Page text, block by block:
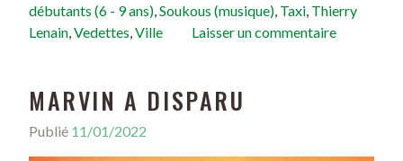
débutants (6 - 9 ans) Soukous (musique) Taxi Thierry
Lenain Vedettes Ville Laisser un commentaire
MARVIN A DISPARU
Publié 11/01/2022